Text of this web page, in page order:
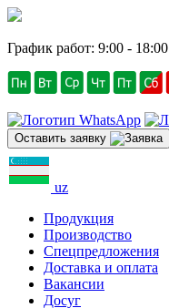
График работ: 9:00 - 18:00
Оставить заявку
uz
Продукция
Производство
Спецпредложения
Доставка и оплата
Вакансии
Досуг